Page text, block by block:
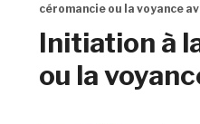
céromancie ou la voyance
Initiation à
ou la